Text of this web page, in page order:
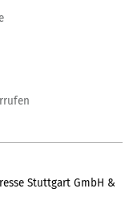
Stuttgart GmbH &